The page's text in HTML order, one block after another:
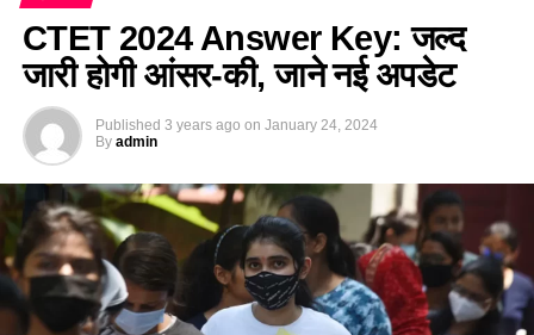
CTET 2024 Answer Key: जल्द
जारी होगी आंसर-की, जाने नई अपडेट
Published 3 years ago on January 24, 2024
By admin